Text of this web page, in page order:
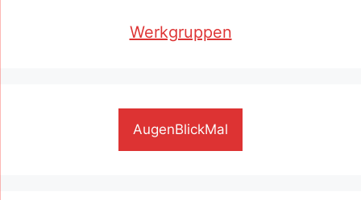
Werkgruppen
AugenBlickMal